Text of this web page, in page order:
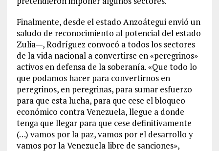
Finalmente, desde el estado Anzoátegui envió un
saludo de reconocimiento al potencial del estado
Zulia—, Rodríguez convocó a todos los sectores
de la vida nacional a convertirse en «peregrinos»
activos en defensa de la soberanía. «Que todo lo
que podamos hacer para convertirnos en
peregrinos, en peregrinas, para sumar esfuerzo
para que esta lucha, para que cese el bloqueo
económico contra Venezuela, llegue a donde
tenga que llegar para que cese definitivamente
(…) vamos por la paz, vamos por el desarrollo y
vamos por la Venezuela libre de sanciones»,